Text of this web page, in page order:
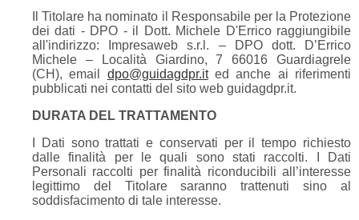
Il Titolare ha nominato il Responsabile per la Protezione
dei dati - DPO - il Dott. Michele D'Errico raggiungibile
all'indirizzo: Impresaweb s.r.l. – DPO dott. D’Errico
Michele – Località Giardino, 7 66016 Guardiagrele
(CH), email dpo@guidagdpr.ited anche ai riferimenti
pubblicati nei contatti del sito web guidagdpr.it.
DURATA DEL TRATTAMENTO
I Dati sono trattati e conservati per il tempo richiesto
dalle finalità per le quali sono stati raccolti. I Dati
Personali raccolti per finalità riconducibili all’interesse
legittimo del Titolare saranno trattenuti sino al
soddisfacimento di tale interesse.